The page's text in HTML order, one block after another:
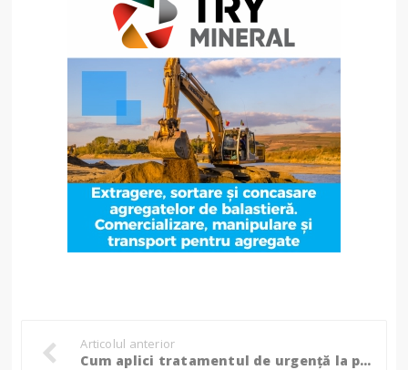
Articolul anterior
Cum aplici tratamentul de urgență la pomii afectați de grindină!